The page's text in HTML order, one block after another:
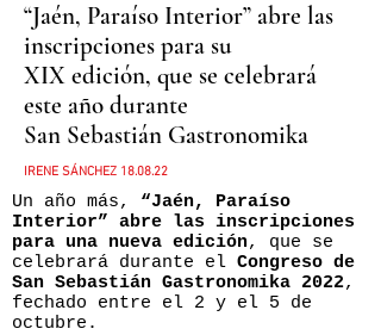
“Jaén, Paraíso Interior” abre las
inscripciones para su
XIX edición, que se celebrará
este año durante
San Sebastián Gastronomika
IRENE SÁNCHEZ 18.08.22
Un año más, “Jaén, Paraíso
Interior” abre las inscripciones
para una nueva edición, que se
celebrará durante el Congreso de
San Sebastián Gastronomika 2022,
fechado entre el 2 y el 5 de
octubre.